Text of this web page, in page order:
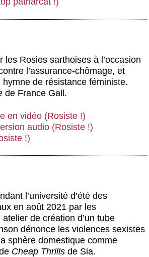
les Rosies sarthoises à l’occasion
l’assurance-chômage, et
de résistance féministe.
de France Gall.
en vidéo (Rosiste !)
audio (Rosiste !)
!)
l’université d’été des
en août 2021 par les
atelier de création d’un tube
dénonce les violences sexistes
sphère domestique comme
Cheap Thrills de Sia.